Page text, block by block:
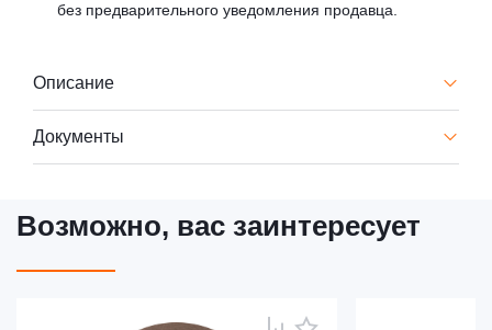
без предварительного уведомления продавца.
Описание
Документы
Возможно, вас заинтересует